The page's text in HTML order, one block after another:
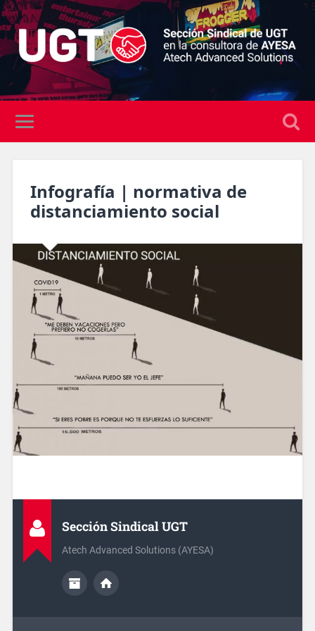
Infografía | normativa de
distanciamiento social
Sección Sindical UGT
Atech Advanced Solutions (AYESA)